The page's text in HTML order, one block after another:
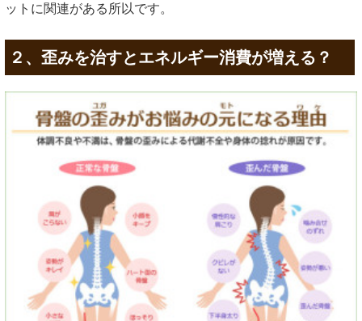
ットに関連がある所以です。
２、歪みを治すとエネルギー消費が増える？